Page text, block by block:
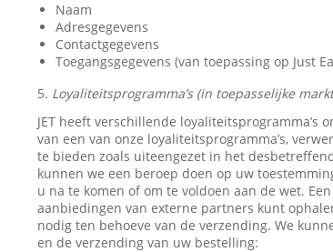
Naam
Adresgegevens
Contactgegevens
Toegangsgegevens (van toepassing op Just
5. Loyaliteitsprogramma’s (in toepasselijke
JET heeft verschillende
van een van onze loyaliteitsprogramma’s,
te bieden zoals uiteengezet in het
kunnen we een beroep doen op uw
u na te komen of om te voldoen aan de wet.
aanbiedingen van externe partners kunt
nodig ten behoeve van de verzending. We
en de verzending van uw bestelling: